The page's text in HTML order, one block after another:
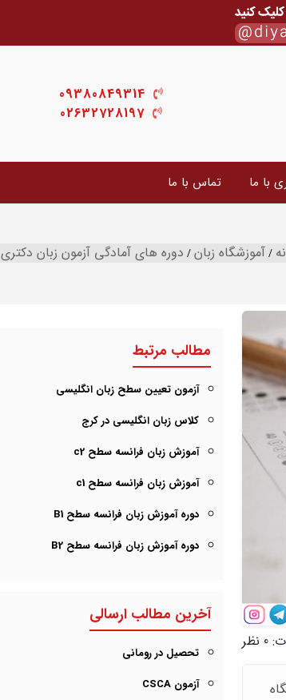
09380849314
02632728197
با ما تماس با ما
آموزشگاه زبان دوره های آمادگی آزمون زبان دکتری
0 نظر
مطالب مرتبط
آزمون تعیین سطح زبان انگلیسی
کلاس زبان انگلیسی در کرج
آموزش زبان فرانسه سطح c2
آموزش زبان فرانسه سطح c1
دوره آموزش زبان فرانسه سطح B1
دوره آموزش زبان فرانسه سطح B2
آخرین مطالب ارسالی
تحصیل در رومانی
آزمون CSCA